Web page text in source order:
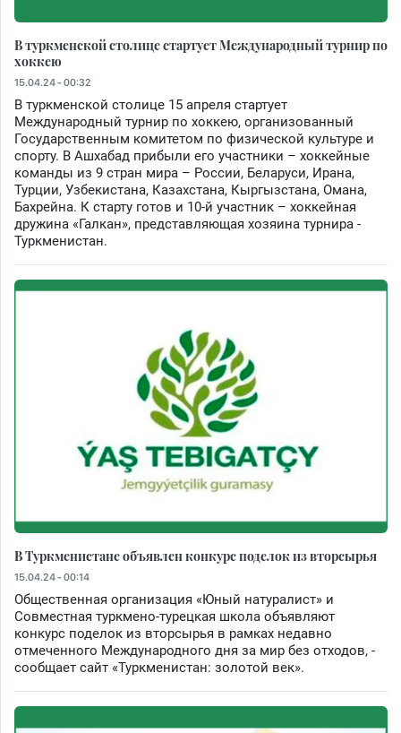
В туркменской столице стартует Международный турнир по
хоккею
15.04.24 - 00:32
В туркменской столице 15 апреля стартует
Международный турнир по хоккею, организованный
Государственным комитетом по физической культуре и
спорту. В Ашхабад прибыли его участники – хоккейные
команды из 9 стран мира – России, Беларуси, Ирана,
Турции, Узбекистана, Казахстана, Кыргызстана, Омана,
Бахрейна. К старту готов и 10-й участник – хоккейная
дружина «Галкан», представляющая хозяина турнира -
Туркменистан.
В Туркменистане объявлен конкурс поделок из вторсырья
15.04.24 - 00:14
Общественная организация «Юный натуралист» и
Совместная туркмено-турецкая школа объявляют
конкурс поделок из вторсырья в рамках недавно
отмеченного Международного дня за мир без отходов, -
сообщает сайт «Туркменистан: золотой век».